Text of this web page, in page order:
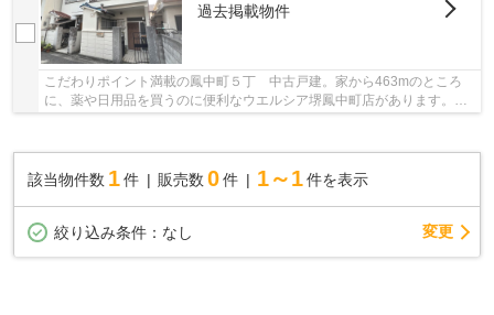
過去掲載物件
こだわりポイント満載の鳳中町５丁 中古戸建。家から463mのところ
に、薬や日用品を買うのに便利なウエルシア堺鳳中町店があります。物
該当物件数 1件 販売数 0 件 1～1 件を表示
絞り込み条件： なし 変更